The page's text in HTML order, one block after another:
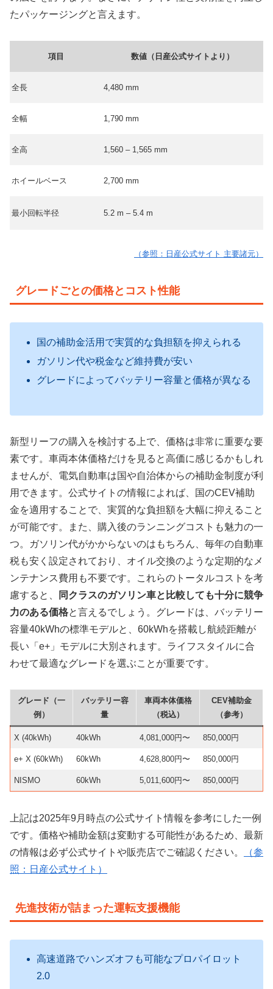
たパッケージングと言えます。
項目 数値（日産公式サイトより）
全長 4,480 mm
全幅 1,790 mm
全高 1,560 – 1,565 mm
ホイールベース 2,700 mm
最小回転半径 5.2 m – 5.4 m
（参照：日産公式サイト 主要諸元）
グレードごとの価格とコスト性能
国の補助金活用で実質的な負担額を抑えられる
ガソリン代や税金など維持費が安い
グレードによってバッテリー容量と価格が異なる
新型リーフの購入を検討する上で、価格は非常に重要な要
素です。車両本体価格だけを見ると高価に感じるかもしれ
ませんが、電気自動車は国や自治体からの補助金制度が利
用できます。公式サイトの情報によれば、国のCEV補助
金を適用することで、 実質的な負担額を大幅に抑えること
が可能です。また、購入後のランニングコストも魅力の一
つ。ガソリン代がかからないのはもちろん、毎年の自動車
税も安く設定されており、オイル交換のような定期的なメ
ンテナンス費用も不要です。これらのトータルコストを考
慮すると、
同クラスのガソリン車と比較しても十分に競争
力のある価格と言えるでしょう。グレードは、バッテリー
容量40kWhの標準モデルと、60kWhを搭載し航続距離が
長い「e+」モデルに大別されます。ライフスタイルに合
わせて最適なグレードを選ぶことが重要です。
グレード（一
例）
バッテリー容
量
車両本体価格
（税込）
CEV補助金
（参考）
X (40kWh) 40kWh 4,081,000円〜 850,000円
e+ X (60kWh) 60kWh 4,628,800円〜 850,000円
NISMO 60kWh 5,011,600円〜 850,000円
上記は2025年9月時点の公式サイト情報を参考にした一例
です。価格や補助金額は変動する可能性があるため、最新
の情報は必ず公式サイトや販売店でご確認ください。
（参
照：日産公式サイト）
先進技術が詰まった運転支援機能
高速道路でハンズオフも可能なプロパイロット
2.0